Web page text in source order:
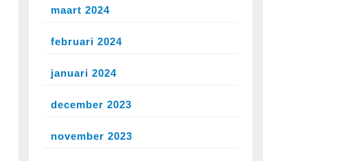
maart 2024
februari 2024
januari 2024
december 2023
november 2023